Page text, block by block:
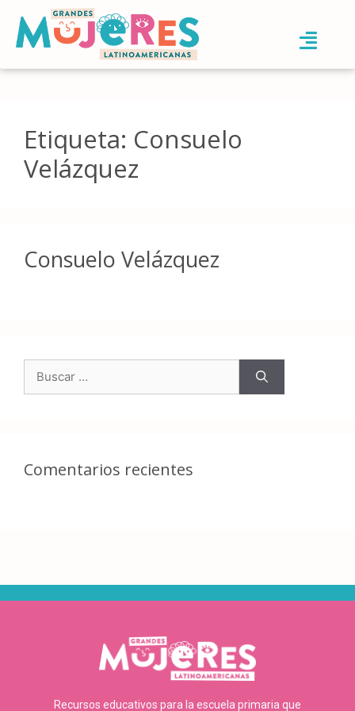
Etiqueta: Consuelo
Velázquez
Consuelo Velázquez
Comentarios recientes
Recursos educativos para la escuela primaria que